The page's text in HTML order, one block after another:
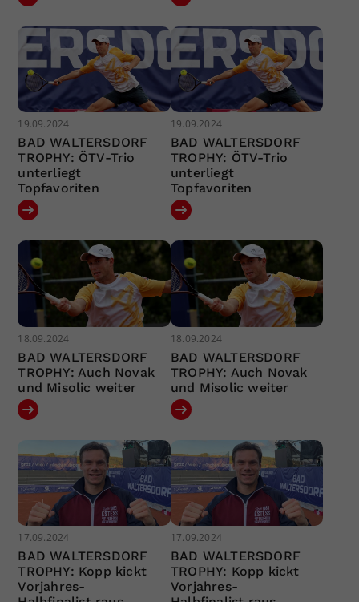
19.09.2024
BAD WALTERSDORF
TROPHY: ÖTV-Trio
unterliegt
Topfavoriten
19.09.2024
BAD WALTERSDORF
TROPHY: ÖTV-Trio
unterliegt
Topfavoriten
18.09.2024
BAD WALTERSDORF
TROPHY: Auch Novak
und Misolic weiter
18.09.2024
BAD WALTERSDORF
TROPHY: Auch Novak
und Misolic weiter
17.09.2024
BAD WALTERSDORF
TROPHY: Kopp kickt
Vorjahres-
17.09.2024
BAD WALTERSDORF
TROPHY: Kopp kickt
Vorjahres-